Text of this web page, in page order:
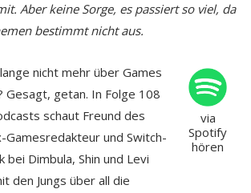
Aber keine Sorge, es passiert so viel, da
bestimmt nicht aus.
via
Spotify
hören
nicht mehr über Games
Gesagt, getan. In Folge 108
schaut Freund des
Gamesredakteur und Switch-
bei Dimbula, Shin und Levi
den Jungs über all die